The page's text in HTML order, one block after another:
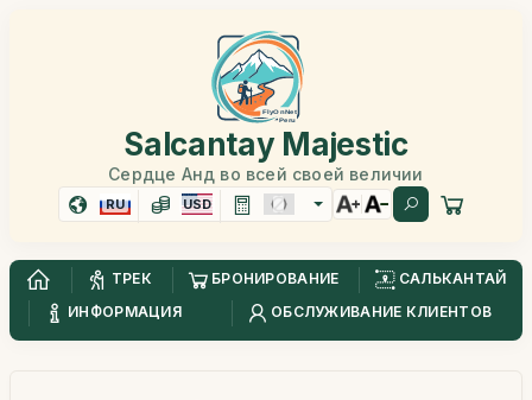
Salcantay Majestic
Сердце Анд во всей своей величии
RU USD
ТРЕК БРОНИРОВАНИЕ
САЛЬКАНТАЙ
ИНФОРМАЦИЯ
ОБСЛУЖИВАНИЕ КЛИЕНТОВ